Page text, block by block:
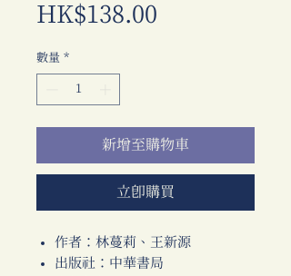
HK$138.00
數量 *
新增至購物車
立即購買
作者：林蔓莉、王新源
出版社：中華書局